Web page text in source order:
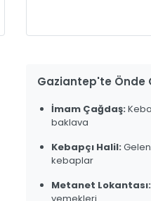
Gaziantep'te Önde
İmam Çağdaş:
baklava
Kebapçı Halil:
kebaplar
Metanet Lokantası:
yemekleri